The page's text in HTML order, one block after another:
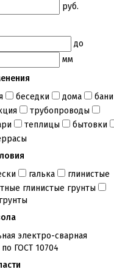
руб.
до
мм
беседки дома
бани
трубопроводы
теплицы
бытовки
галька
глинистые
глинистые грунты
электро-сварная
ГОСТ 10704